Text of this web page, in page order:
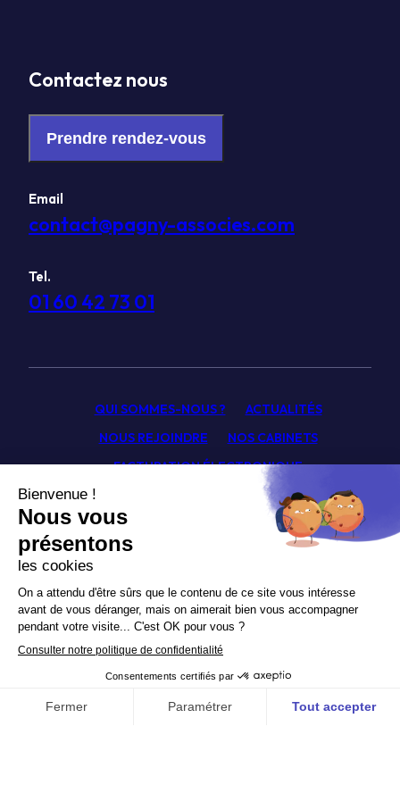
Contactez nous
Prendre rendez-vous
Email
contact@pagny-associes.com
Tel.
01 60 42 73 01
QUI SOMMES-NOUS ?
ACTUALITÉS
NOUS REJOINDRE
NOS CABINETS
FACTURATION ÉLECTRONIQUE
GLOSSAIRE
SIMULATEURS
CONTACT
Facebook
Newsletter